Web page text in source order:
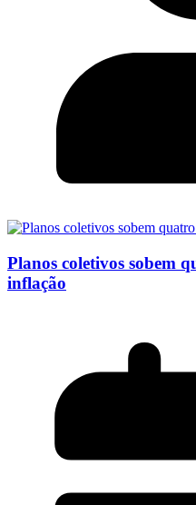
Planos coletivos sobem
inflação